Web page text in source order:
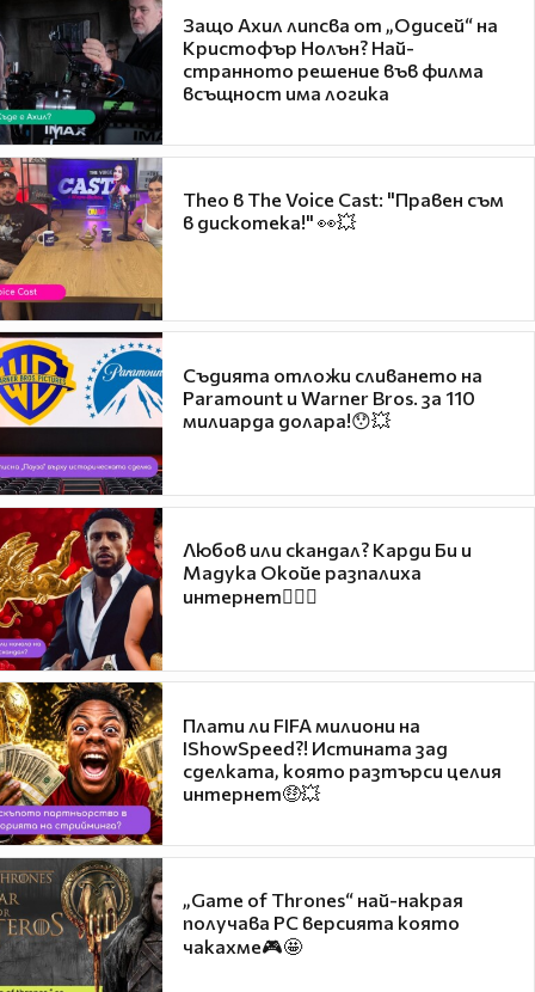
Защо Ахил липсва от „Одисей“ на
Кристофър Нолън? Най-
странното решение във филма
всъщност има логика
Theo в The Voice Cast: "Правен съм
в дискотека!" 👀💥
Съдията отложи сливането на
Paramount и Warner Bros. за 110
милиарда долара!😯💥
Любов или скандал? Карди Би и
Мадука Окойе разпалиха
интернет❤️‍🔥🔥
Плати ли FIFA милиони на
IShowSpeed?! Истината зад
сделката, която разтърси целия
интернет🤑💥
„Game of Thrones“ най-накрая
получава PC версията която
чакахме🎮🤩